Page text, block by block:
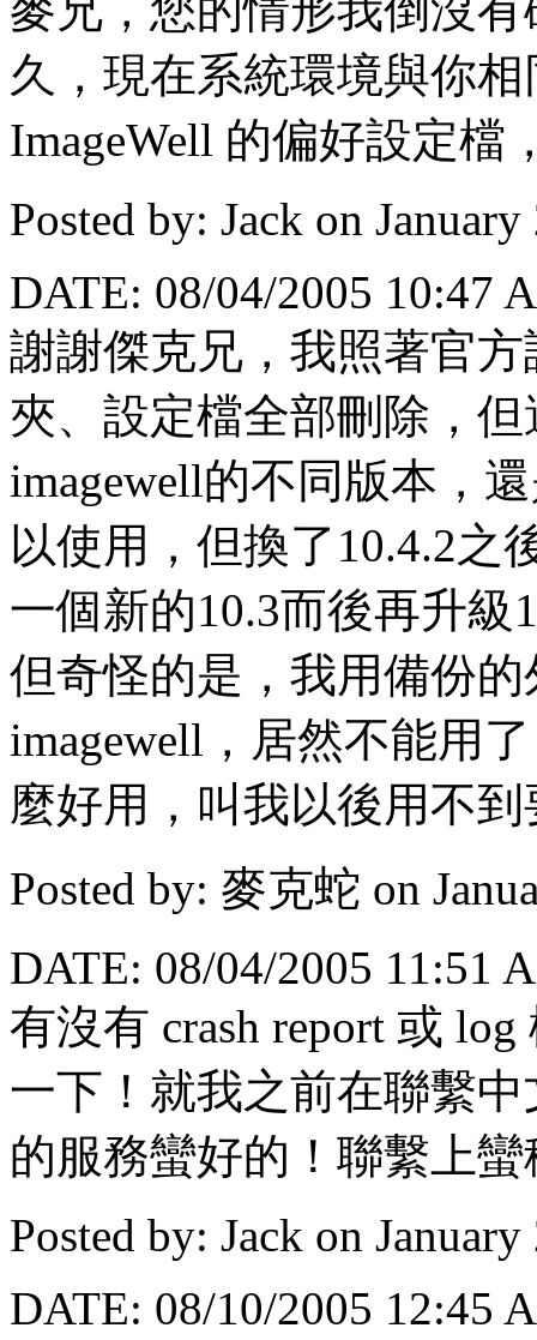
久，現在系統環境與你
ImageWell 的偏好設定檔
Posted by: Jack on
DATE: 08/04/2005 10:47
謝謝傑克兄，我照著官
夾、設定檔全部刪除，
imagewell的不同版本，
以使用，但換了10.4.2之
一個新的10.3而後再升
但奇怪的是，我用備份
imagewell，居然不能用
麼好用，叫我以後用不
Posted by: 麥克蛇 on
DATE: 08/04/2005 11:51
有沒有 crash report 或
一下！就我之前在聯繫
的服務蠻好的！聯繫上
Posted by: Jack on
DATE: 08/10/2005 12:45